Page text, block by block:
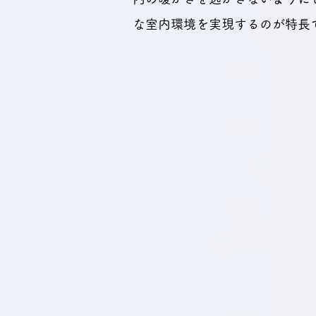
な室内環境を実現するのが特長